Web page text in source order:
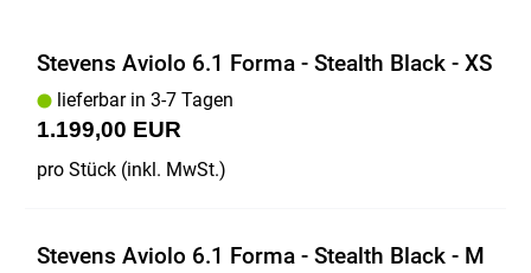
Stevens Aviolo 6.1 Forma - Stealth Black - XS
lieferbar in 3-7 Tagen
1.199,00 EUR
pro Stück (inkl. MwSt.)
Stevens Aviolo 6.1 Forma - Stealth Black - M